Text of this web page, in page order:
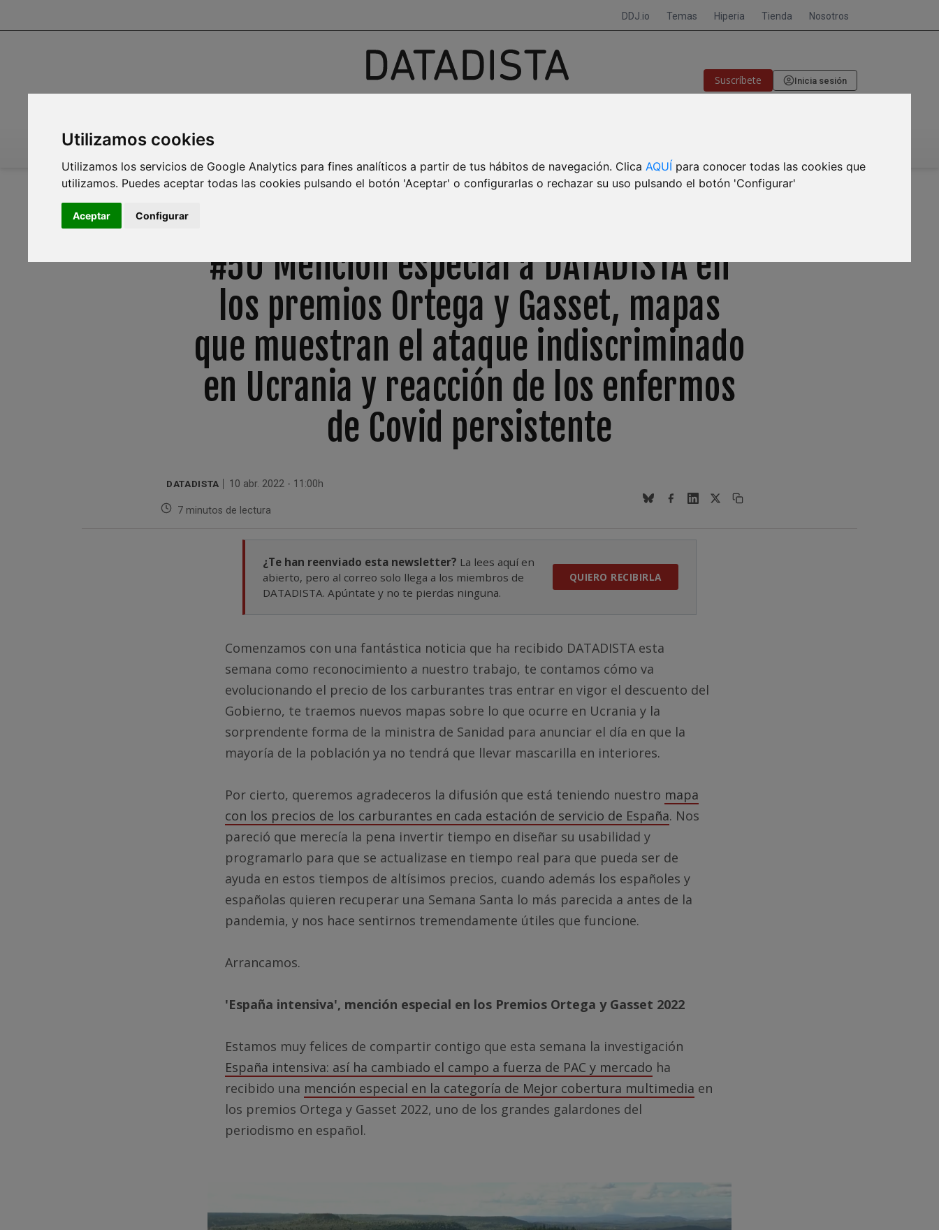
Utilizamos cookies
Utilizamos los servicios de Google Analytics para fines analíticos a partir de tus hábitos de navegación. ClicaAQUÍ para conocer todas las cookies que
utilizamos. Puedes aceptar todas las cookies pulsando el botón 'Aceptar' o configurarlas o rechazar su uso pulsando el botón 'Configurar'
Aceptar Configurar
DDJ.io Temas Hiperia Tienda Nosotros
Suscríbete Inicia sesión
INICIO INFOAGUA MEDIO AMBIENTE
#50 Mención especial a DATADISTA en
los premios Ortega y Gasset, mapas
que muestran el ataque indiscriminado
en Ucrania y reacción de los enfermos
de Covid persistente
DATADISTA 10 abr. 2022 - 11:00h
7 minutos de lectura
¿Te han reenviado esta newsletter? La lees aquí en
abierto, pero al correo solo llega a los miembros de
DATADISTA. Apúntate y no te pierdas ninguna.
QUIERO RECIBIRLA
Comenzamos con una fantástica noticia que ha recibido DATADISTA esta
semana como reconocimiento a nuestro trabajo, te contamos cómo va
evolucionando el precio de los carburantes tras entrar en vigor el descuento del
Gobierno, te traemos nuevos mapas sobre lo que ocurre en Ucrania y la
sorprendente forma de la ministra de Sanidad para anunciar el día en que la
mayoría de la población ya no tendrá que llevar mascarilla en interiores.
Por cierto, queremos agradeceros la difusión que está teniendo nuestro mapa
con los precios de los carburantes en cada estación de servicio de España. Nos
pareció que merecía la pena invertir tiempo en diseñar su usabilidad y
programarlo para que se actualizase en tiempo real para que pueda ser de
ayuda en estos tiempos de altísimos precios, cuando además los españoles y
españolas quieren recuperar una Semana Santa lo más parecida a antes de la
pandemia, y nos hace sentirnos tremendamente útiles que funcione.
Arrancamos.
'España intensiva', mención especial en los Premios Ortega y Gasset 2022
Estamos muy felices de compartir contigo que esta semana la investigación
España intensiva: así ha cambiado el campo a fuerza de PAC y mercado ha
recibido una mención especial en la categoría de Mejor cobertura multimedia en
los premios Ortega y Gasset 2022, uno de los grandes galardones del
periodismo en español.